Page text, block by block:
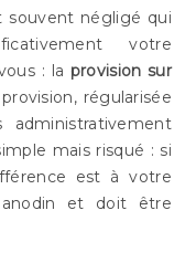
souvent négligé qui
votre
: la provision sur
régularisée
mais risqué : si
est à votre
et doit être